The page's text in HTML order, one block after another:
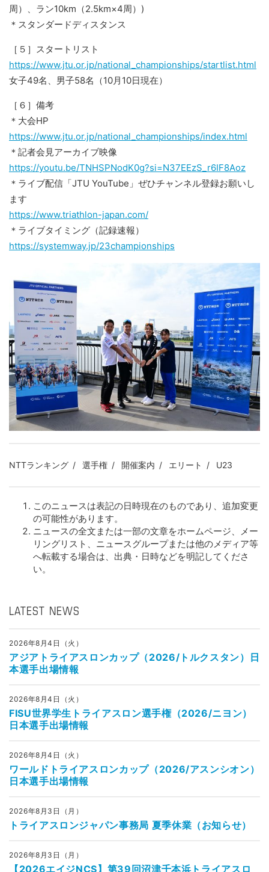
周）、ラン10km（2.5km×4周）)
＊スタンダードディスタンス
［５］スタートリスト
https://www.jtu.or.jp/national_championships/startlist.html
女子49名、男子58名（10月10日現在）
［６］備考
＊大会HP
https://www.jtu.or.jp/national_championships/index.html
＊記者会見アーカイブ映像
https://youtu.be/TNHSPNodK0g?si=N37EEzS_r6IF8Aoz
＊ライブ配信「JTU YouTube」ぜひチャンネル登録お願いし
ます
https://www.triathlon-japan.com/
＊ライブタイミング（記録速報）
https://systemway.jp/23championships
NTTランキング 選手権 開催案内 エリート U23
このニュースは表記の日時現在のものであり、追加変更
の可能性があります。
ニュースの全文または一部の文章をホームページ、メー
リングリスト、ニュースグループまたは他のメディア等
へ転載する場合は、出典・日時などを明記してくださ
い。
LATEST NEWS
2026年8月4日（火）
アジアトライアスロンカップ（2026/トルクスタン）日
本選手出場情報
2026年8月4日（火）
FISU世界学生トライアスロン選手権（2026/ニヨン）
日本選手出場情報
2026年8月4日（火）
ワールドトライアスロンカップ（2026/アスンシオン）
日本選手出場情報
2026年8月3日（月）
トライアスロンジャパン事務局 夏季休業（お知らせ）
2026年8月3日（月）
【2026エイジNCS】第39回沼津千本浜トライアスロ